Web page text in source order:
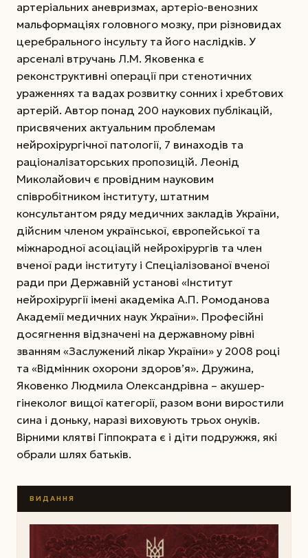
артеріальних аневризмах, артеріо-венозних
мальформаціях головного мозку, при різновидах
церебрального інсульту та його наслідків. У
арсеналі втручань Л.М. Яковенка є
реконструктивні операції при стенотичних
ураженнях та вадах розвитку сонних і хребтових
артерій. Автор понад 200 наукових публікацій,
присвячених актуальним проблемам
нейрохірургічної патології, 7 винаходів та
раціоналізаторських пропозицій. Леонід
Миколайович є провідним науковим
співробітником інституту, штатним
консультантом ряду медичних закладів України,
дійс­ним членом української, європейської та
міжнародної асоціацій нейрохірургів та член
вченої ради інституту і Спеціалізованої вченої
ради при Державній установі «Інститут
нейрохірургії імені академіка А.П. Ромоданова
Академії медичних наук України». Професійні
досягнення відзначені на державному рівні
званням «Заслужений лікар України» у 2008 році
та «Відмінник охорони здоров’я». Дружина,
Яковенко Людмила Олександрівна – акушер-
гінеколог вищої категорії, разом вони виростили
сина і доньку, наразі виховують трьох онуків.
Вірними клятві Гіппократа є і діти подружжя, які
обрали шлях батьків.
ВИДАННЯ